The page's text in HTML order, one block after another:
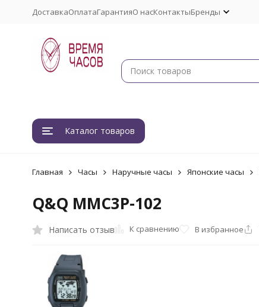
ДоставкаОплатаГарантияО насКонтактыБренды
Каталог товаров
Главная Часы Наручные часы Японские часы
Q&Q MMC3P-102
Написать отзыв К сравнению В избранное